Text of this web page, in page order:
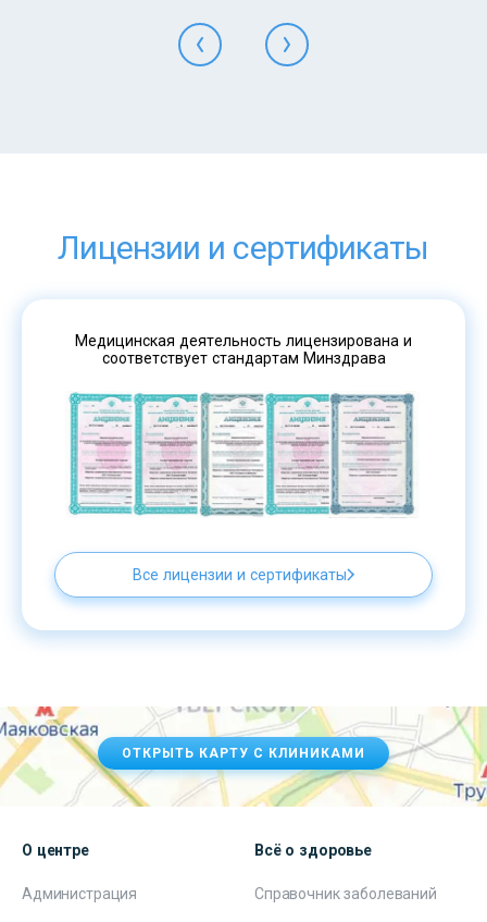
Лицензии и сертификаты
Медицинская деятельность лицензирована и
соответствует стандартам Минздрава
Все лицензии и сертификаты
ОТКРЫТЬ КАРТУ С КЛИНИКАМИ
О центре
Администрация
Всё о здоровье
Справочник заболеваний